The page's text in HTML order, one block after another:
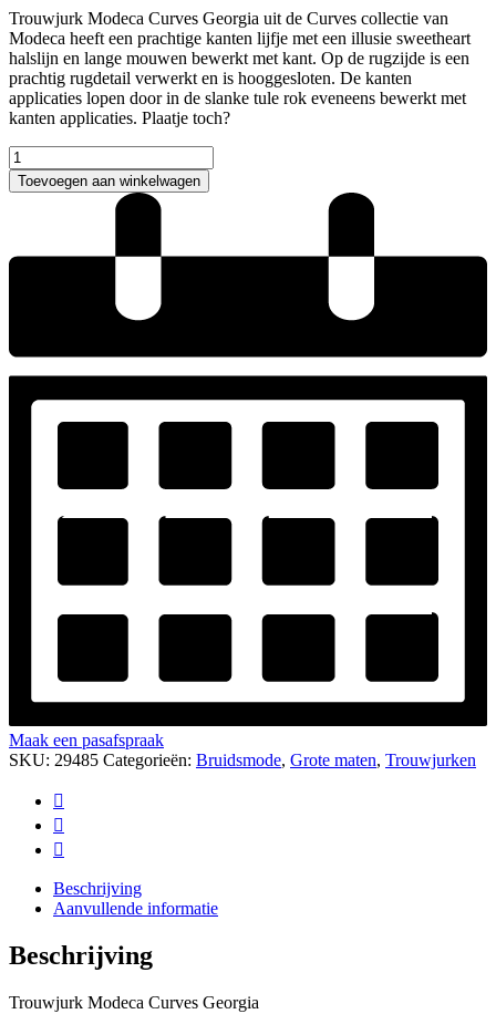
Trouwjurk Modeca Curves Georgia uit de Curves collectie van
Modeca heeft een prachtige kanten lijfje met een illusie sweetheart
halslijn en lange mouwen bewerkt met kant. Op de rugzijde is een
prachtig rugdetail verwerkt en is hooggesloten. De kanten
applicaties lopen door in de slanke tule rok eveneens bewerkt met
kanten applicaties. Plaatje toch?
Modeca
Curves
Georgia
Toevoegen aan winkelwagen
Maak een pasafspraak
SKU: 29485 Categorieën: Bruidsmode, Grote maten, Trouwjurken
Beschrijving
Aanvullende informatie
Beschrijving
Trouwjurk Modeca Curves Georgia